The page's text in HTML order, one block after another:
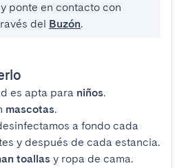
ponte en contacto con
del Buzón.
es apta para niños.
mascotas.
a fondo cada
y después de cada estancia.
toallas y ropa de cama.